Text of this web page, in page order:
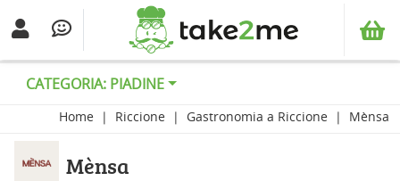
Home Riccione Gastronomia a Riccione Mènsa
Mènsa
CATEGORIA: PIADINE